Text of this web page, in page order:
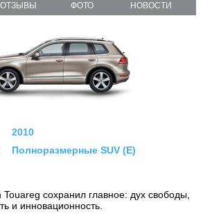
ОТЗЫВЫ ФОТО НОВОСТИ
2010
Полноразмерные SUV (E)
сохранил главное: дух свободы,
и инновационность.